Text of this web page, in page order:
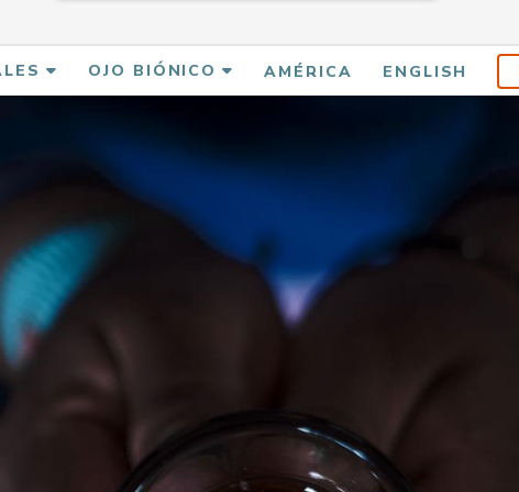
OJO BIÓNICO AMÉRICA ENGLISH